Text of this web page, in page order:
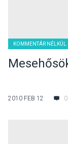
KOMMENTÁR NÉLKÜL
2010 FEB 12 0